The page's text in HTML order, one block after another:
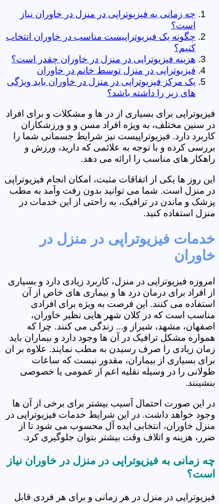
چه زمانی به فیزیوتراپی در منزل در خاوران نیاز
است؟
چگونه یک فیزیوتراپیست مناسب در خاوران انتخاب
کنیم؟
هزینه فیزیوتراپی در منزل در خاوران چقدر است؟
فیزیوتراپی در منزل توسط خانم در خاوران
یک مرکز فیزیوتراپی در منزل در خاوران باید ویژگی
های زیر را داشته باشد؟
فیزیوتراپی برای بسیاری از در ها و مشکلات و برای افراد
در سنین مختلف، به ویژه افراد مسن و و ورزشکاران
کاربرد دارد. فیزیوتراپیست نیز شرایط جسمانی شما را
بررسی کرده و با توجه به علائمی که دارید، ورزش و
راهکار های مناسب را ارائه می دهد.
این روز ها یکی از اتفاقات مثبت، امکان انجام فیزیوتراپی
در منزل است. شما می توانید بدون رفت وآمد به مطب
پزشک و ماندن در ترافیک، به راحتی از این خدمات در
منزل استفاده کنید.
خدمات فیزیوتراپی در منزل در
خاوران
امروزه فیزیوتراپی در منزل، کاربرد زیادی دارد و بسیاری
از افراد برای درمان درد ها و بیماری های خاص از آن
استفاده می کنند. این فرصت به ویژه برای افرادی
مناسب است که در کلان شهر هایی نظیر خاوران،
اصفهان، مشهد، شیراز و... زندگی می کنند. چرا که
همواره مشکل ترافیک در آن ها وجود دارد و بیماران باید
زمان زیادی را صرف رسیدن به مطب نمایند. علاوه بر ان
برای بسیاری از بیماران، مقدور نیست که ساعات
طولانی را در وسیله نقلیه اعم از عمومی یا خصوصی
بنشینند.
در این صورت احتمال آسیب بیشتر برای برخی از آن ها
وجود خواهد داشت. در این شرایط خدمات فیزیوتراپی در
منزل خاوران، انتخابی ایده آل محسوب می شود تا از
ضرر، هزینه و اتلاف وقت بیشتر بتوان جلوگیری کرد.
چه زمانی به فیزیوتراپی در منزل در خاوران نیاز
است؟
فیزیوتراپی در منزل در هر زمانی و برای هر فردی قابل